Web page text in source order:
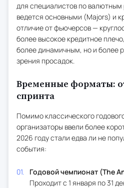
для специалистов по валютным
ведется основными (Majors) и
отличие от фьючерсов —
более высокое кредитное
более динамичным, но и более
зрения просадок.
Временные форматы:
спринта
Помимо классического
организаторы ввели более
2026 году стали едва ли не
события:
Годовой чемпионат (The
Проходит с 1 января по 31